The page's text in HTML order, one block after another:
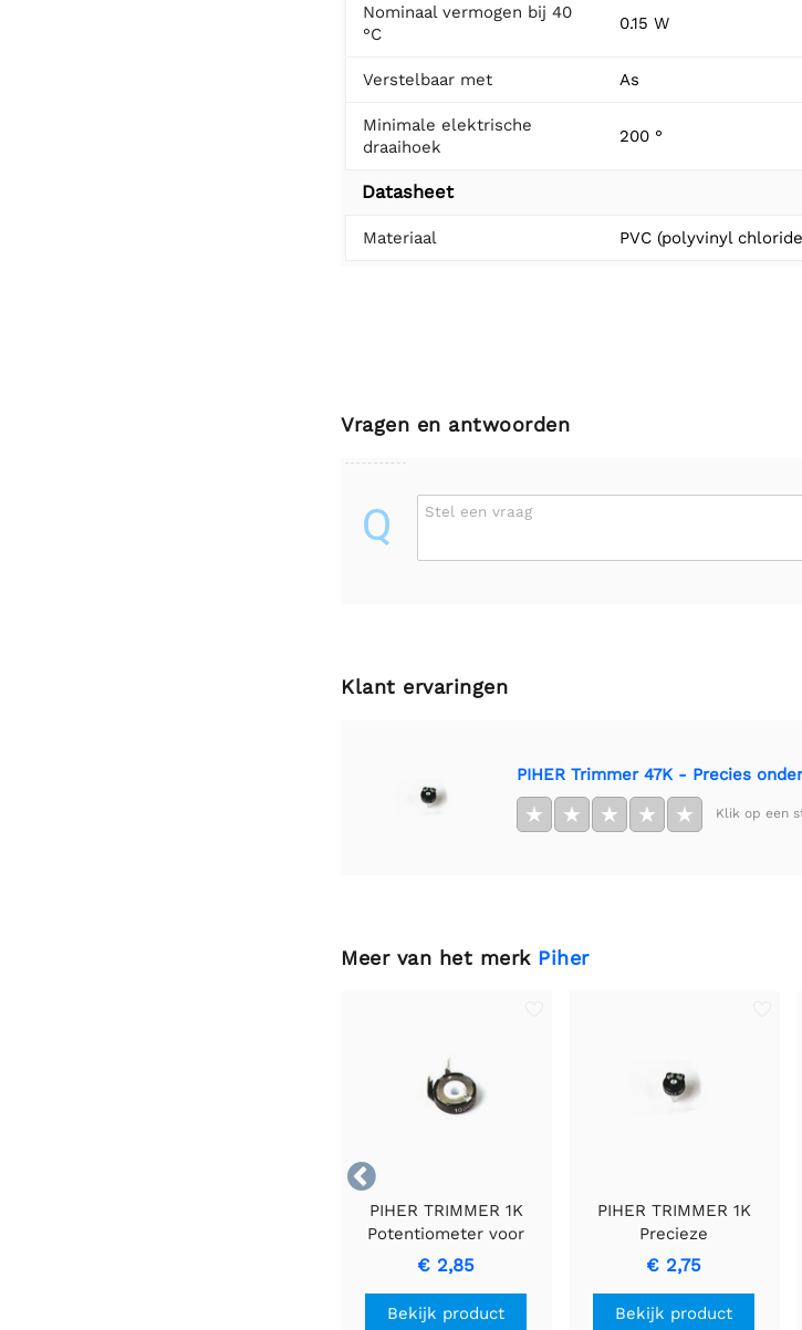
Nominaal vermogen bij 40
°C
0.15 W
Verstelbaar met As
Minimale elektrische
draaihoek
200 °
Datasheet
Materiaal PVC (polyvinyl
Vragen en antwoorden
Q Stel een vraag
Klant ervaringen
PIHER Trimmer 47K - Precies
★ ★ ★ ★ ★ Klik op een
Meer van het merk Piher

PIHER TRIMMER 1K
Potentiometer voor
Precieze Aanpassingen
€ 2,85
Bekijk product
PIHER TRIMMER 1K
Precieze
Regelweerstand
€ 2,75
Bekijk product